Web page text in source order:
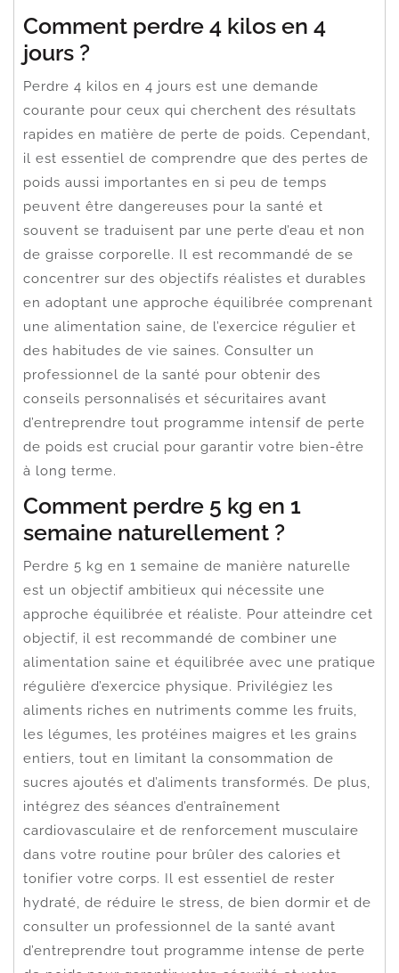
Comment perdre 4 kilos en 4
jours ?
Perdre 4 kilos en 4 jours est une demande
courante pour ceux qui cherchent des résultats
rapides en matière de perte de poids. Cependant,
il est essentiel de comprendre que des pertes de
poids aussi importantes en si peu de temps
peuvent être dangereuses pour la santé et
souvent se traduisent par une perte d’eau et non
de graisse corporelle. Il est recommandé de se
concentrer sur des objectifs réalistes et durables
en adoptant une approche équilibrée comprenant
une alimentation saine, de l’exercice régulier et
des habitudes de vie saines. Consulter un
professionnel de la santé pour obtenir des
conseils personnalisés et sécuritaires avant
d’entreprendre tout programme intensif de perte
de poids est crucial pour garantir votre bien-être
à long terme.
Comment perdre 5 kg en 1
semaine naturellement ?
Perdre 5 kg en 1 semaine de manière naturelle
est un objectif ambitieux qui nécessite une
approche équilibrée et réaliste. Pour atteindre cet
objectif, il est recommandé de combiner une
alimentation saine et équilibrée avec une pratique
régulière d’exercice physique. Privilégiez les
aliments riches en nutriments comme les fruits,
les légumes, les protéines maigres et les grains
entiers, tout en limitant la consommation de
sucres ajoutés et d’aliments transformés. De plus,
intégrez des séances d’entraînement
cardiovasculaire et de renforcement musculaire
dans votre routine pour brûler des calories et
tonifier votre corps. Il est essentiel de rester
hydraté, de réduire le stress, de bien dormir et de
consulter un professionnel de la santé avant
d’entreprendre tout programme intense de perte